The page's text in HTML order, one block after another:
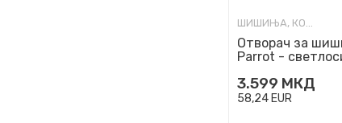
ШИШИЊА, КОЛБИ И ОТВАРАЧИ
Отворач за
Parrot -
3.599 МКД
58,24 EUR